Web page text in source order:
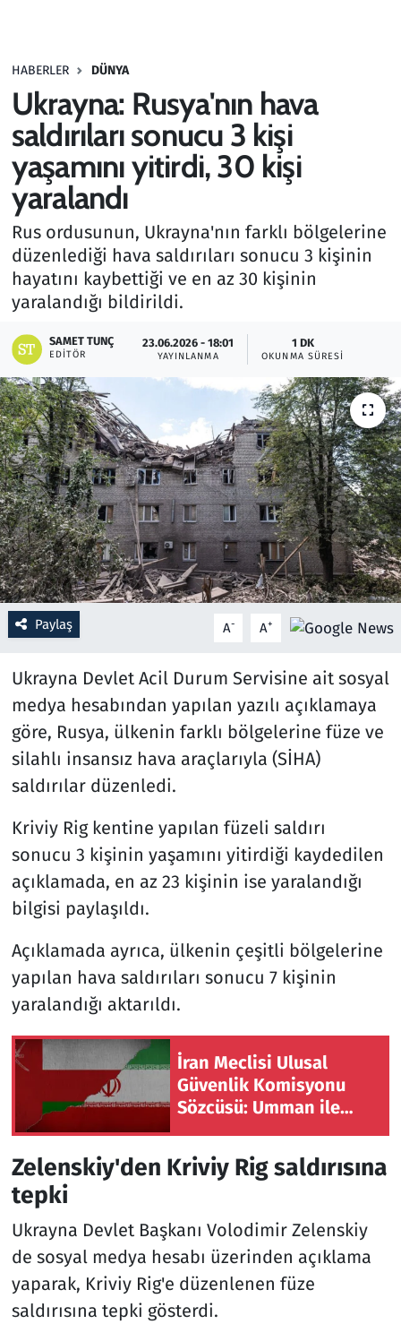
HABERLER DÜNYA
Ukrayna: Rusya'nın hava
saldırıları sonucu 3 kişi
yaşamını yitirdi, 30 kişi
yaralandı
Rus ordusunun, Ukrayna'nın farklı bölgelerine
düzenlediği hava saldırıları sonucu 3 kişinin
hayatını kaybettiği ve en az 30 kişinin
yaralandığı bildirildi.
SAMET TUNÇ
EDITÖR
23.06.2026 - 18:01
YAYINLANMA
1 DK
OKUNMA SÜRESI
Paylaş A- A+
Ukrayna Devlet Acil Durum Servisine ait sosyal
medya hesabından yapılan yazılı açıklamaya
göre, Rusya, ülkenin farklı bölgelerine füze ve
silahlı insansız hava araçlarıyla (SİHA)
saldırılar düzenledi.
Kriviy Rig kentine yapılan füzeli saldırı
sonucu 3 kişinin yaşamını yitirdiği kaydedilen
açıklamada, en az 23 kişinin ise yaralandığı
bilgisi paylaşıldı.
Açıklamada ayrıca, ülkenin çeşitli bölgelerine
yapılan hava saldırıları sonucu 7 kişinin
yaralandığı aktarıldı.
İran Meclisi Ulusal
Güvenlik Komisyonu
Sözcüsü: Umman ile
çerçevesi neredeyse
şekillendi
Zelenskiy'den Kriviy Rig saldırısına
tepki
Ukrayna Devlet Başkanı Volodimir Zelenskiy
de sosyal medya hesabı üzerinden açıklama
yaparak, Kriviy Rig'e düzenlenen füze
saldırısına tepki gösterdi.
Haber
Kültür Sanat
Kurumsal Haberler
Lezzet Durağı
Memur ve Kamu
Otomobil
Oyun
Ramazan
Resmi İlanlar
Rüya Tabirleri
Sağlık
Savunma Sanayi
Seçim 2023
Spor
Teknoloji ve Bilim
Televizyon